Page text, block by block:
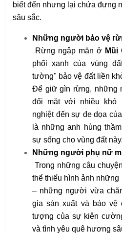
biết đến nhưng lại chứa đựng
sâu sắc.
Những người bảo vệ
Rừng ngập mặn ở Mũi
phổi xanh của vùng
tường" bảo vệ đất liền
Để giữ gìn rừng, những
đối mặt với nhiều khó
nghiệt đến sự đe dọa
là những anh hùng
sự sống cho vùng đất này.
Những người phụ nữ
Trong những câu
thể thiếu hình ảnh
– những người vừa
gia sản xuất và bảo vệ
tượng của sự kiên
và tình yêu quê hương